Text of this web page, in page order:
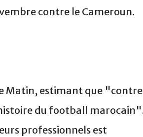
contre le Cameroun.
Matin, estimant que "contre
du football
professionnels est